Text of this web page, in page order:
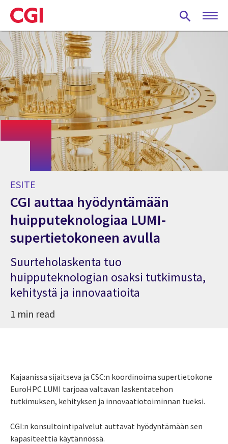
Skip
to
main
content
ESITE
CGI auttaa hyödyntämään
huipputeknologiaa LUMI-
supertietokoneen avulla
Suurteholaskenta tuo
huipputeknologian osaksi tutkimusta,
kehitystä ja innovaatioita
1 min read
Kajaanissa sijaitseva ja CSC:n koordinoima supertietokone
EuroHPC LUMI tarjoaa valtavan laskentatehon
tutkimuksen, kehityksen ja innovaatiotoiminnan tueksi.
CGI:n konsultointipalvelut auttavat hyödyntämään sen
kapasiteettia käytännössä.